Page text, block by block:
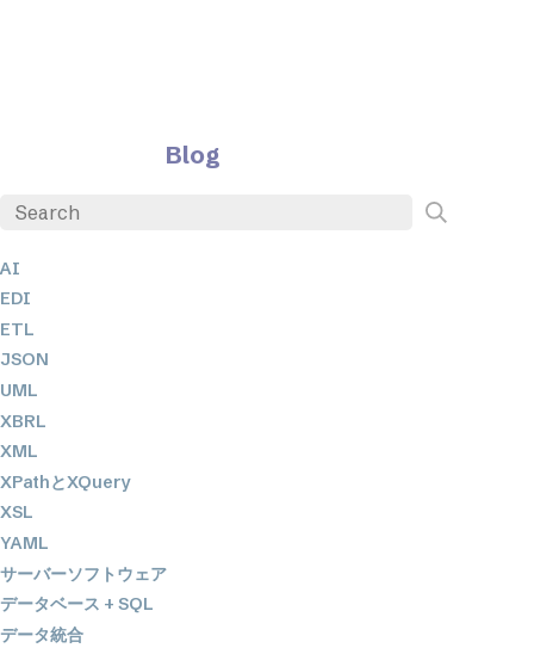
Blog
AI
EDI
ETL
JSON
UML
XBRL
XML
XPathとXQuery
XSL
YAML
サーバーソフトウェア
データベース + SQL
データ統合